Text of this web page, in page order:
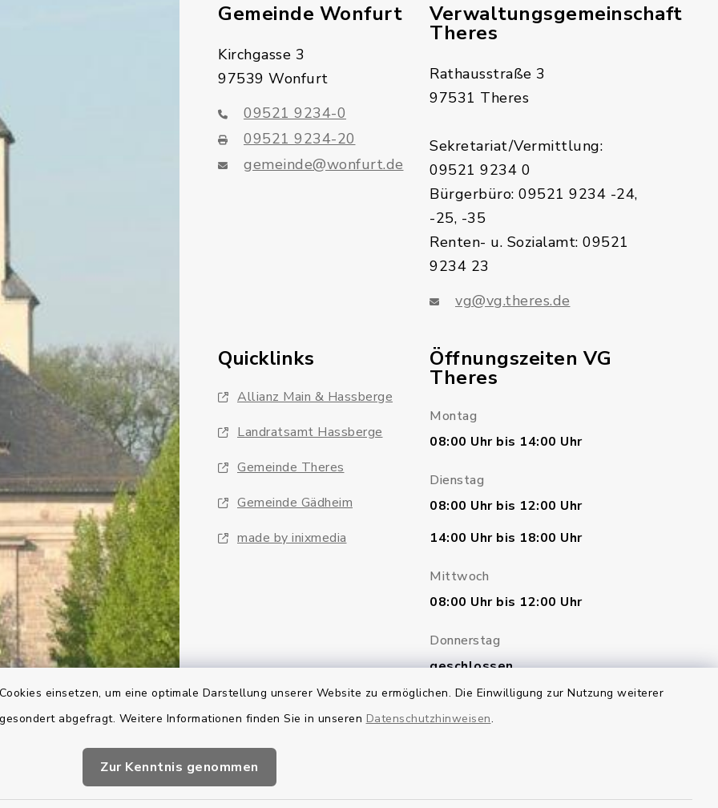
einsetzen, um eine optimale Darstellung unserer Website zu ermöglichen. Die Einwilligung zur Nutzung weiterer
abgefragt. Weitere Informationen finden Sie in unseren Datenschutzhinweisen.
Zur Kenntnis genommen
Gemeinde Wonfurt
Kirchgasse 3
97539 Wonfurt
09521 9234-0
09521 9234-20
gemeinde@wonfurt.de
Verwaltungsgemeinschaft
Theres
Rathausstraße 3
97531 Theres
Sekretariat/Vermittlung:
09521 9234 0
Bürgerbüro: 09521 9234 -24,
-25, -35
Renten- u. Sozialamt: 09521
9234 23
vg@vg.theres.de
Quicklinks
Allianz Main & Hassberge
Landratsamt Hassberge
Gemeinde Theres
Gemeinde Gädheim
made by inixmedia
Öffnungszeiten VG
Theres
Montag
08:00 Uhr bis 14:00 Uhr
Dienstag
08:00 Uhr bis 12:00 Uhr
14:00 Uhr bis 18:00 Uhr
Mittwoch
08:00 Uhr bis 12:00 Uhr
Donnerstag
geschlossen